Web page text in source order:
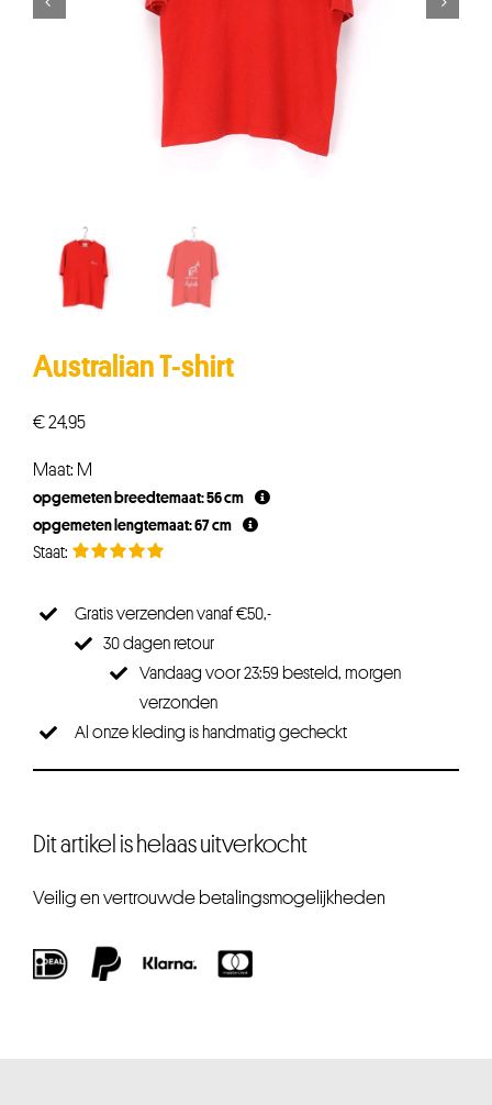
Australian T-shirt
€24,95
Maat: M
opgemeten breedtemaat: 56 cm
opgemeten lengtemaat: 67 cm
Gratis verzenden vanaf €50,-
30 dagen retour
Vandaag voor 23:59 besteld, morgen
verzonden
Al onze kleding is handmatig gecheckt
Dit artikel is helaas uitverkocht
Veilig en vertrouwde betalingsmogelijkheden